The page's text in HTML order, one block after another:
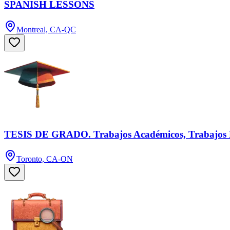
SPANISH LESSONS
Montreal, CA-QC
TESIS DE GRADO. Trabajos Académicos, Trabajos
Toronto, CA-ON